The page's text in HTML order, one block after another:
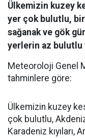
Ülkemizin kuzey
yer çok bulutlu,
sağanak ve gök
yerlerin az bulutlu
Meteoroloji Genel
tahminlere göre:
Ülkemizin kuzey
çok bulutlu,
Karadeniz